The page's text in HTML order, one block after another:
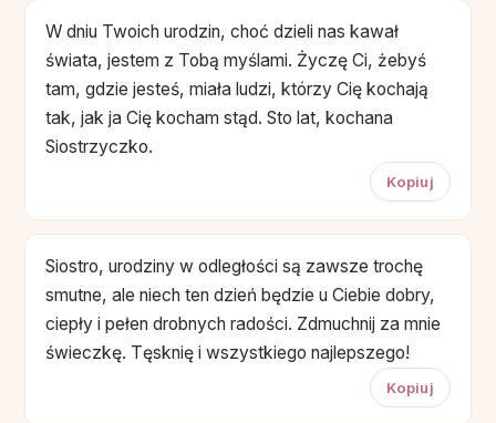
W dniu Twoich urodzin, choć dzieli nas kawał
świata, jestem z Tobą myślami. Życzę Ci, żebyś
tam, gdzie jesteś, miała ludzi, którzy Cię kochają
tak, jak ja Cię kocham stąd. Sto lat, kochana
Siostrzyczko.
Kopiuj
Siostro, urodziny w odległości są zawsze trochę
smutne, ale niech ten dzień będzie u Ciebie dobry,
ciepły i pełen drobnych radości. Zdmuchnij za mnie
świeczkę. Tęsknię i wszystkiego najlepszego!
Kopiuj